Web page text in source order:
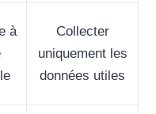
à
Collecter
uniquement les
données utiles